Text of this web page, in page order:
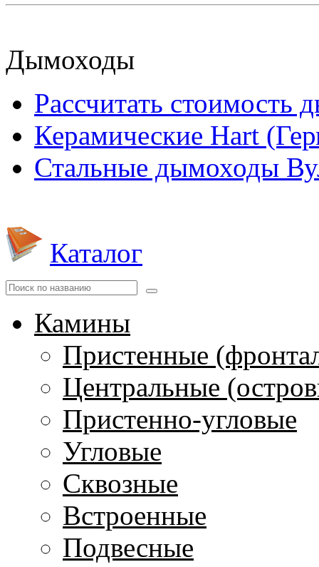
Дымоходы
Рассчитать стоимость
Керамические Hart
Стальные дымоходы
Каталог
Камины
Пристенные
Центральные
Пристенно-угловые
Угловые
Сквозные
Встроенные
Подвесные